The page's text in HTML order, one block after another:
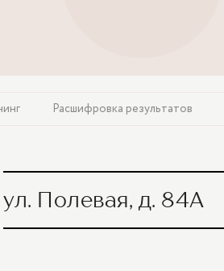
Расшифровка результатов
ул. Полевая, д. 84А